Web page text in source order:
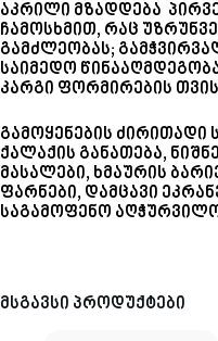
აკრილი მზადდება
ჩამოსხმით, რაც
გამძლეობას;
საიმედო
კარგი ფორმირების
გამოყენების
ქალაქის განათება,
მასალები, ხმაურის
ფარნები, დამცავი
საგამოფენო
მსგავსი პროდუქტები